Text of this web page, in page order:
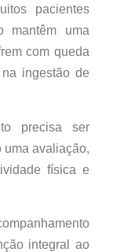
pacientes
mantêm uma
com queda
ingestão de
precisa ser
uma avaliação,
física e
integral ao